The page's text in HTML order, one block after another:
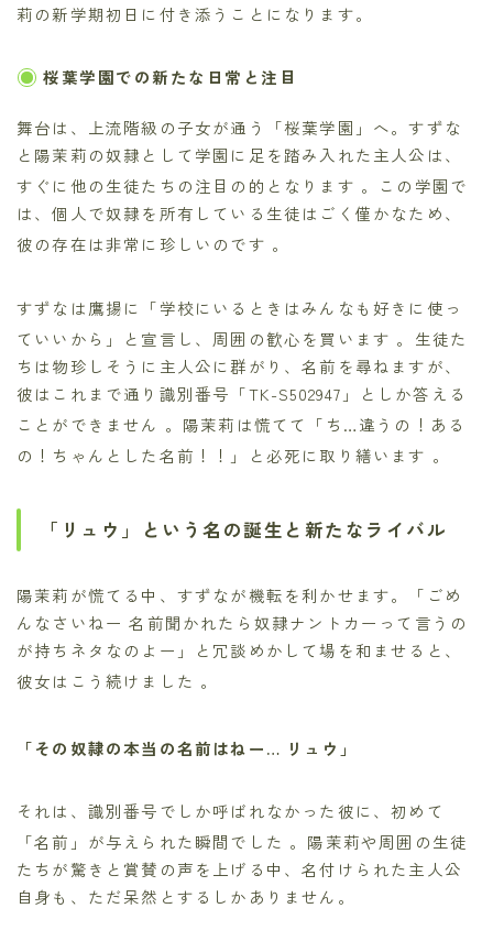
莉の新学期初日に付き添うことになります。
桜葉学園での新たな日常と注目
舞台は、上流階級の子女が通う「桜葉学園」へ。すずな
と陽茉莉の奴隷として学園に足を踏み入れた主人公は、
すぐに他の生徒たちの注目の的となります 。この学園で
は、個人で奴隷を所有している生徒はごく僅かなため、
彼の存在は非常に珍しいのです 。
すずなは鷹揚に「学校にいるときはみんなも好きに使っ
ていいから」と宣言し、周囲の歓心を買います 。生徒た
ちは物珍しそうに主人公に群がり、名前を尋ねますが、
彼はこれまで通り識別番号「TK-S502947」としか答える
ことができません 。陽茉莉は慌てて「ち…違うの！ある
の！ちゃんとした名前！！」と必死に取り繕います 。
「リュウ」という名の誕生と新たなライバル
陽茉莉が慌てる中、すずなが機転を利かせます。「ごめ
んなさいねー 名前聞かれたら奴隷ナントカーって言うの
が持ちネタなのよー」と冗談めかして場を和ませると、
彼女はこう続けました 。
「その奴隷の本当の名前はねー… リュウ」
それは、識別番号でしか呼ばれなかった彼に、初めて
「名前」が与えられた瞬間でした 。陽茉莉や周囲の生徒
たちが驚きと賞賛の声を上げる中、名付けられた主人公
自身も、ただ呆然とするしかありません。